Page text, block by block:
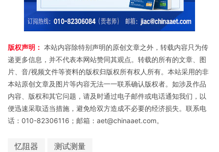
版权声明： 本站内容除特别声明的原创文章之外，转载内容只为传
递更多信息，并不代表本网站赞同其观点。转载的所有的文章、图
片、音/视频文件等资料的版权归版权所有权人所有。本站采用的非
本站原创文章及图片等内容无法一一联系确认版权者。如涉及作品
内容、版权和其它问题，请及时通过电子邮件或电话通知我们，以
便迅速采取适当措施，避免给双方造成不必要的经济损失。联系电
话：010-82306116；邮箱：aet@chinaaet.com。
忆阻器 测试测量